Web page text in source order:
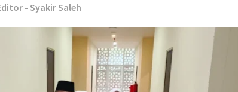
- Syakir Saleh